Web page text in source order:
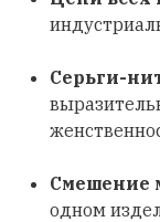
Серьги-
Смешение
одном